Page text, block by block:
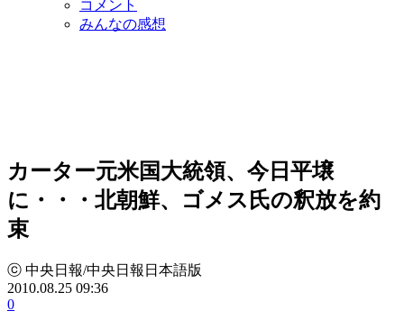
コメント
みんなの感想
カーター元米国大統領、今日平壌
に・・・北朝鮮、ゴメス氏の釈放を約
束
ⓒ 中央日報/中央日報日本語版
2010.08.25 09:36
0